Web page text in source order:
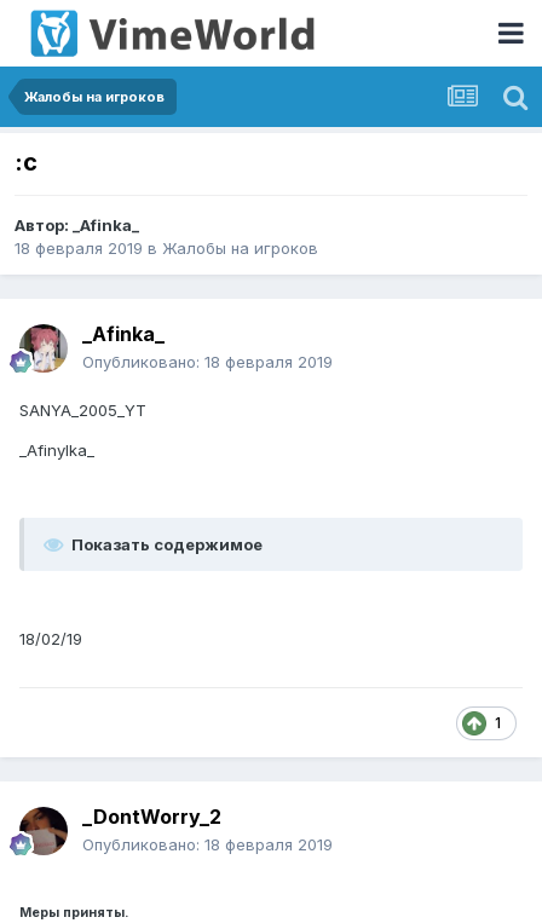
Жалобы на игроков
:с
Автор: _Afinka_
18 февраля 2019 в Жалобы на игроков
_Afinka_
Опубликовано: 18 февраля 2019
SANYA_2005_YT
_Afinylka_
Показать содержимое
18/02/19
1
_DontWorry_2
Опубликовано: 18 февраля 2019
Меры приняты.